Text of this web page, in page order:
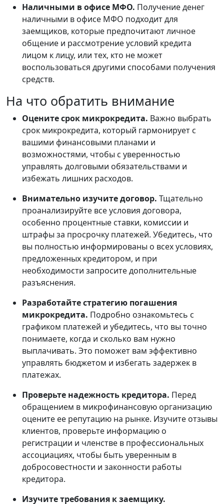
Наличными в офисе МФО. Получение денег
наличными в офисе МФО подходит для
заемщиков, которые предпочитают личное
общение и рассмотрение условий кредита
лицом к лицу, или тех, кто не может
воспользоваться другими способами получения
средств.
На что обратить внимание
Оцените срок микрокредита. Важно выбрать
срок микрокредита, который гармонирует с
вашими финансовыми планами и
возможностями, чтобы с уверенностью
управлять долговыми обязательствами и
избежать лишних расходов.
Внимательно изучите договор. Тщательно
проанализируйте все условия договора,
особенно процентные ставки, комиссии и
штрафы за просрочку платежей. Убедитесь, что
вы полностью информированы о всех условиях,
предложенных кредитором, и при
необходимости запросите дополнительные
разъяснения.
Разработайте стратегию погашения
микрокредита. Подробно ознакомьтесь с
графиком платежей и убедитесь, что вы точно
понимаете, когда и сколько вам нужно
выплачивать. Это поможет вам эффективно
управлять бюджетом и избегать задержек в
платежах.
Проверьте надежность кредитора. Перед
обращением в микрофинансовую организацию
оцените ее репутацию на рынке. Изучите отзывы
клиентов, проверьте информацию о
регистрации и членстве в профессиональных
ассоциациях, чтобы быть уверенным в
добросовестности и законности работы
кредитора.
Изучите требования к заемщику.